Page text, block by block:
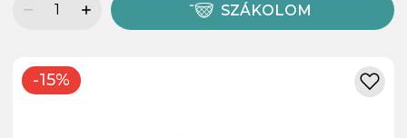
SZÁKOLOM
-15%